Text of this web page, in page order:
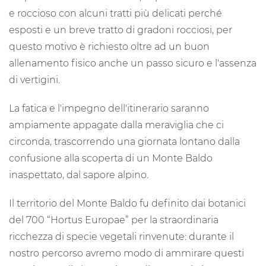
e roccioso con alcuni tratti più delicati perché
esposti e un breve tratto di gradoni rocciosi, per
questo motivo è richiesto oltre ad un buon
allenamento fisico anche un passo sicuro e l'assenza
di vertigini.
La fatica e l'impegno dell'itinerario saranno
ampiamente appagate dalla meraviglia che ci
circonda, trascorrendo una giornata lontano dalla
confusione alla scoperta di un Monte Baldo
inaspettato, dal sapore alpino.
Il territorio del Monte Baldo fu definito dai botanici
del 700 “Hortus Europae” per la straordinaria
ricchezza di specie vegetali rinvenute: durante il
nostro percorso avremo modo di ammirare questi